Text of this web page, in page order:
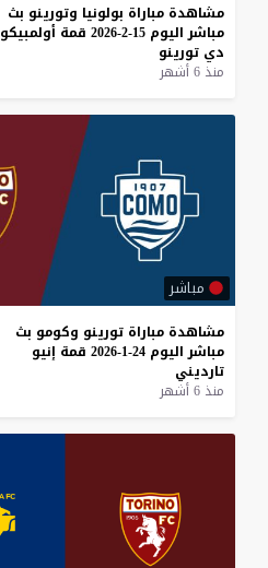
مشاهدة مباراة بولونيا وتورينو بث
مباشر اليوم 15-2-2026 قمة أولمبيكو
دي تورينو
منذ 6 أشهر
مباشر
مشاهدة مباراة تورينو وكومو بث
مباشر اليوم 24-1-2026 قمة إنيو
تارديني
منذ 6 أشهر